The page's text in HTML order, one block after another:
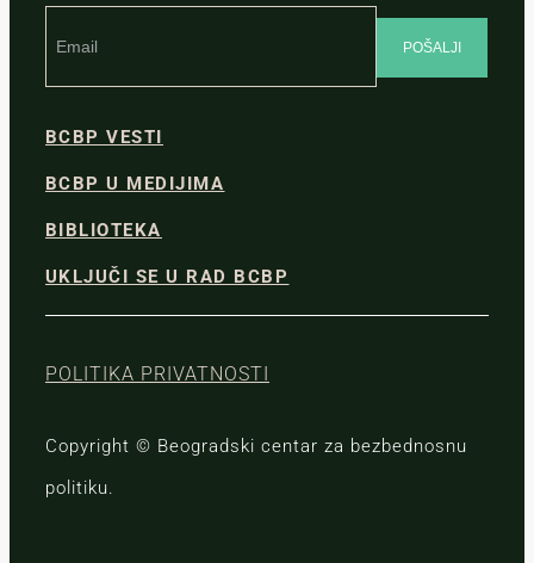
BCBP VESTI
BCBP U MEDIJIMA
BIBLIOTEKA
UKLJUČI SE U RAD BCBP
POLITIKA PRIVATNOSTI
Copyright © Beogradski centar za bezbednosnu
politiku.